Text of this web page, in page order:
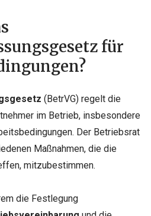
für
(BetrVG) regelt die
im Betrieb, insbesondere
Der Betriebsrat
Maßnahmen, die die
mitzubestimmen.
die Festlegung